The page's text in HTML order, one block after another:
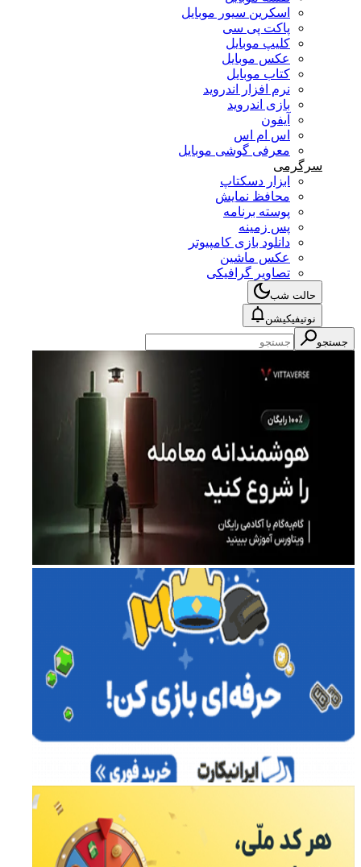
اسکرین سیور موبایل
پاکت پی سی
کلیپ موبایل
عکس موبایل
کتاب موبایل
نرم افزار اندروید
بازی اندروید
آیفون
اس ام اس
معرفی گوشی موبایل
سرگرمی
ابزار دسکتاپ
محافظ نمایش
پوسته برنامه
پس زمینه
دانلود بازی کامپیوتر
عکس ماشین
تصاویر گرافیکی
حالت شب
نوتیفیکیشن
جستجو